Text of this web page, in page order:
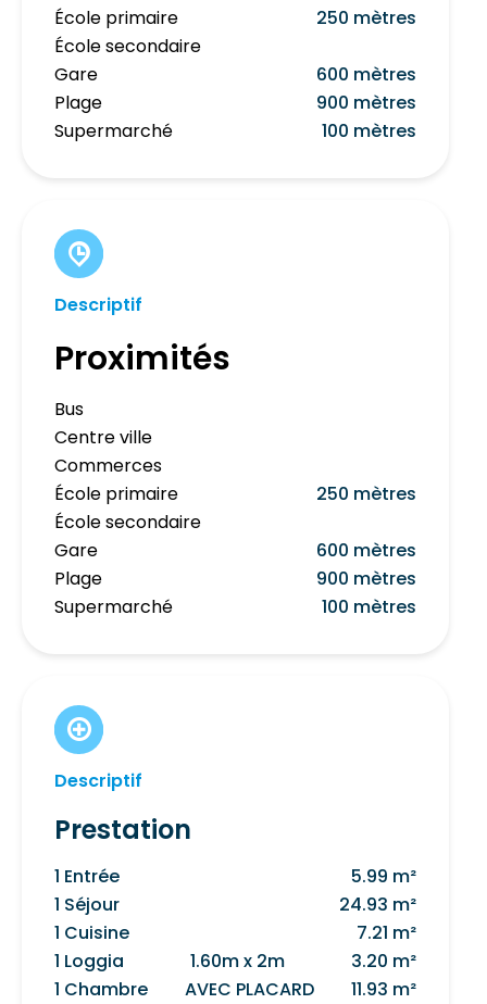
École primaire
250 mètres
École secondaire
Gare
600 mètres
Plage
900 mètres
Supermarché
100 mètres
Descriptif
Proximités
Bus
Centre ville
Commerces
École primaire
250 mètres
École secondaire
Gare
600 mètres
Plage
900 mètres
Supermarché
100 mètres
Descriptif
Prestation
1 Entrée
5.99 m²
1 Séjour
24.93 m²
1 Cuisine
7.21 m²
1 Loggia
1.60m x 2m
3.20 m²
1 Chambre
AVEC PLACARD
11.93 m²